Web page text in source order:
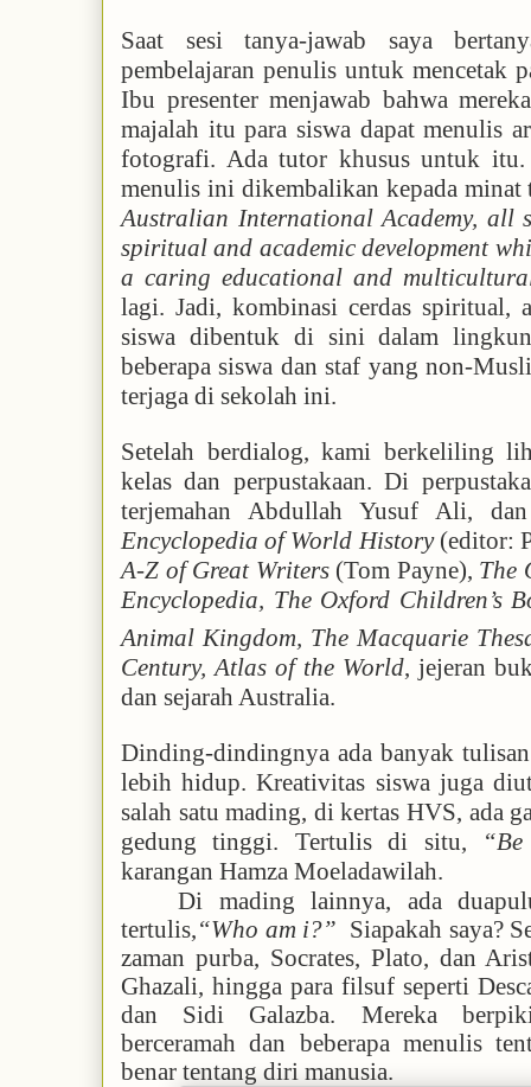
Saat sesi tanya-jawab saya
pembelajaran penulis untuk mencetak
Ibu presenter menjawab bahwa
majalah itu para siswa dapat menulis
fotografi. Ada tutor khusus untuk
menulis ini dikembalikan kepada
Australian International Academy, all
spiritual and academic development
a caring educational and
lagi. Jadi, kombinasi cerdas spiritual,
siswa dibentuk di sini dalam
beberapa siswa dan staf yang non-
terjaga di sekolah ini.
Setelah berdialog, kami berkeliling
kelas dan perpustakaan. Di
terjemahan Abdullah Yusuf Ali,
Encyclopedia of World History(editor:
A-Z of Great Writers (Tom Payne), The
Encyclopedia, The Oxford Children’s
Animal Kingdom, The Macquarie
Century, Atlas of the World, jejeran
dan sejarah Australia.
Dinding-dindingnya ada banyak
lebih hidup. Kreativitas siswa juga
salah satu mading, di kertas HVS, ada
gedung tinggi. Tertulis di situ,
karangan Hamza Moeladawilah.
Di mading lainnya, ada
tertulis,“Who am i?” Siapakah saya?
zaman purba, Socrates, Plato, dan
Ghazali, hingga para filsuf seperti
dan Sidi Galazba. Mereka
berceramah dan beberapa menulis
benar tentang diri manusia.